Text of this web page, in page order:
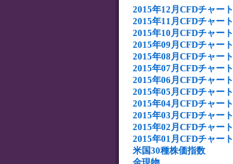
2015年12月CFDチャート
2015年11月CFDチャート
2015年10月CFDチャート
2015年09月CFDチャート
2015年08月CFDチャート
2015年07月CFDチャート
2015年06月CFDチャート
2015年05月CFDチャート
2015年04月CFDチャート
2015年03月CFDチャート
2015年02月CFDチャート
2015年01月CFDチャート
米国30種株価指数